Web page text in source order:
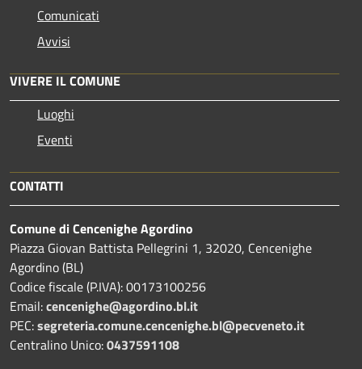
Comunicati
Avvisi
VIVERE IL COMUNE
Luoghi
Eventi
CONTATTI
Comune di Cencenighe Agordino
Piazza Giovan Battista Pellegrini 1, 32020, Cencenighe
Agordino (BL)
Codice fiscale (P.IVA): 00173100256
Email:cencenighe@agordino.bl.it
PEC:segreteria.comune.cencenighe.bl@pecveneto.it
Centralino Unico:0437591108